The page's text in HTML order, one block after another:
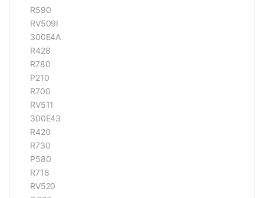
R590
RV509I
300E4A
R428
R780
P210
R700
RV511
300E43
R420
R730
P580
R718
RV520